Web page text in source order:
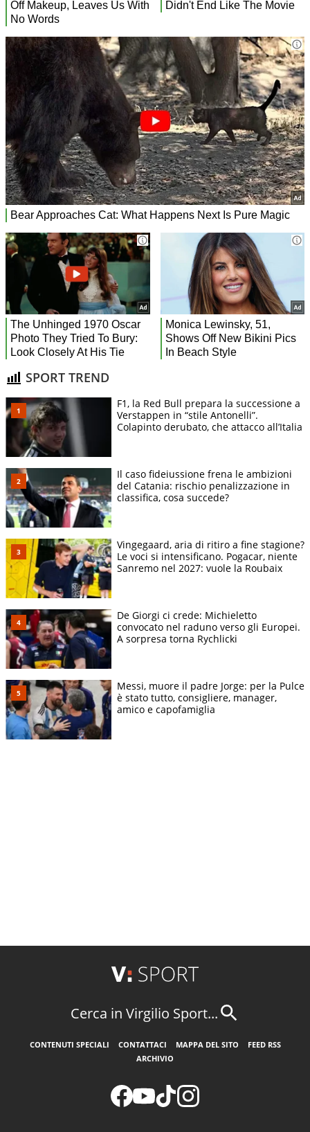
SPORT TREND
F1, la Red Bull prepara la successione a
Verstappen in “stile Antonelli”.
Colapinto derubato, che attacco all’Italia
Il caso fideiussione frena le ambizioni
del Catania: rischio penalizzazione in
classifica, cosa succede?
Vingegaard, aria di ritiro a fine stagione?
Le voci si intensificano. Pogacar, niente
Sanremo nel 2027: vuole la Roubaix
De Giorgi ci crede: Michieletto
convocato nel raduno verso gli Europei.
A sorpresa torna Rychlicki
Messi, muore il padre Jorge: per la Pulce
è stato tutto, consigliere, manager,
amico e capofamiglia
Cerca in Virgilio Sport...
CONTENUTI SPECIALI CONTATTACI MAPPA DEL SITO
FEED RSS
ARCHIVIO